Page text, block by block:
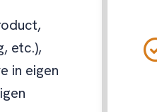
etc.),
in eigen